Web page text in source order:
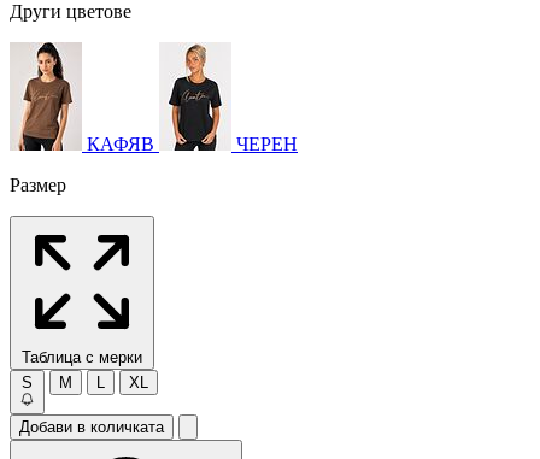
Други цветове
КАФЯВ
ЧЕРЕН
Размер
Таблица с мерки
S
M L XL
Добави в количката